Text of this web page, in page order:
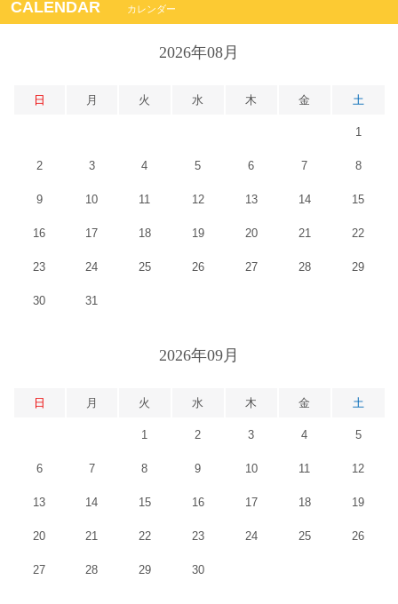
CALENDAR カレンダー
2026年08月
日 月 火 水 木 金 土
1
2 3 4 5 6 7 8
9 10 11 12 13 14 15
16 17 18 19 20 21 22
23 24 25 26 27 28 29
30 31
2026年09月
日 月 火 水 木 金 土
1 2 3 4 5
6 7 8 9 10 11 12
13 14 15 16 17 18 19
20 21 22 23 24 25 26
27 28 29 30